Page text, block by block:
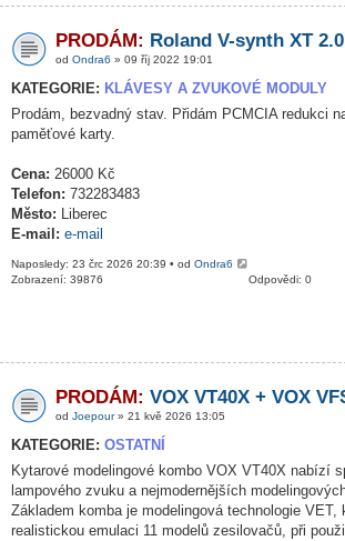
PRODÁM: Roland V-synth XT 2.0
od Ondra6 » 09 říj 2022 19:01
KATEGORIE: KLÁVESY A ZVUKOVÉ MODULY
Prodám, bezvadný stav. Přidám PCMCIA redukci
paměťové karty.
Cena: 26000 Kč
Telefon: 732283483
Město: Liberec
E-mail: e-mail
Naposledy: 23 črc 2026 20:39 • od Ondra6
Odpovědi: 0
Zobrazení: 39876
PRODÁM: VOX VT40X + VOX
od Joepour» 21 kvě 2026 13:05
KATEGORIE: OSTATNÍ
Kytarové modelingové kombo VOX VT40X nabízí
lampového zvuku a nejmodernějších
Základem komba je modelingová technologie VET,
realistickou emulaci 11 modelů zesilovačů, při